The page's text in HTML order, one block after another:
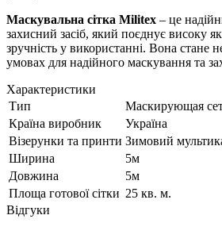
Маскувальна сітка Militex – це
захисний засіб, який поєднує високу
зручність у використанні. Вона стане
умовах для надійного маскування та
Характеристики
Тип
Маскирующая
Країна виробник
Україна
Візерунки та принти Зимовий
Ширина
5м
Довжина
5м
Площа готової сітки 25 кв. м.
Відгуки